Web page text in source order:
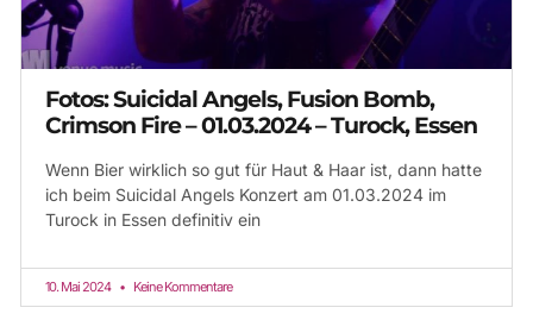
Fotos: Suicidal Angels, Fusion Bomb,
Crimson Fire – 01.03.2024 – Turock, Essen
Wenn Bier wirklich so gut für Haut & Haar ist, dann hatte
ich beim Suicidal Angels Konzert am 01.03.2024 im
Turock in Essen definitiv ein
10. Mai 2024 Keine Kommentare